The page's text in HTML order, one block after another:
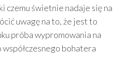
czemu świetnie nadaje się na
uwagę na to, że jest to
próba wypromowania na
bohatera